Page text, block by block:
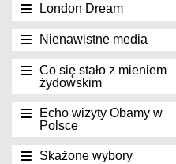
London Dream
Nienawistne media
Co się stało z mieniem
żydowskim
Echo wizyty Obamy w
Polsce
Skażone wybory